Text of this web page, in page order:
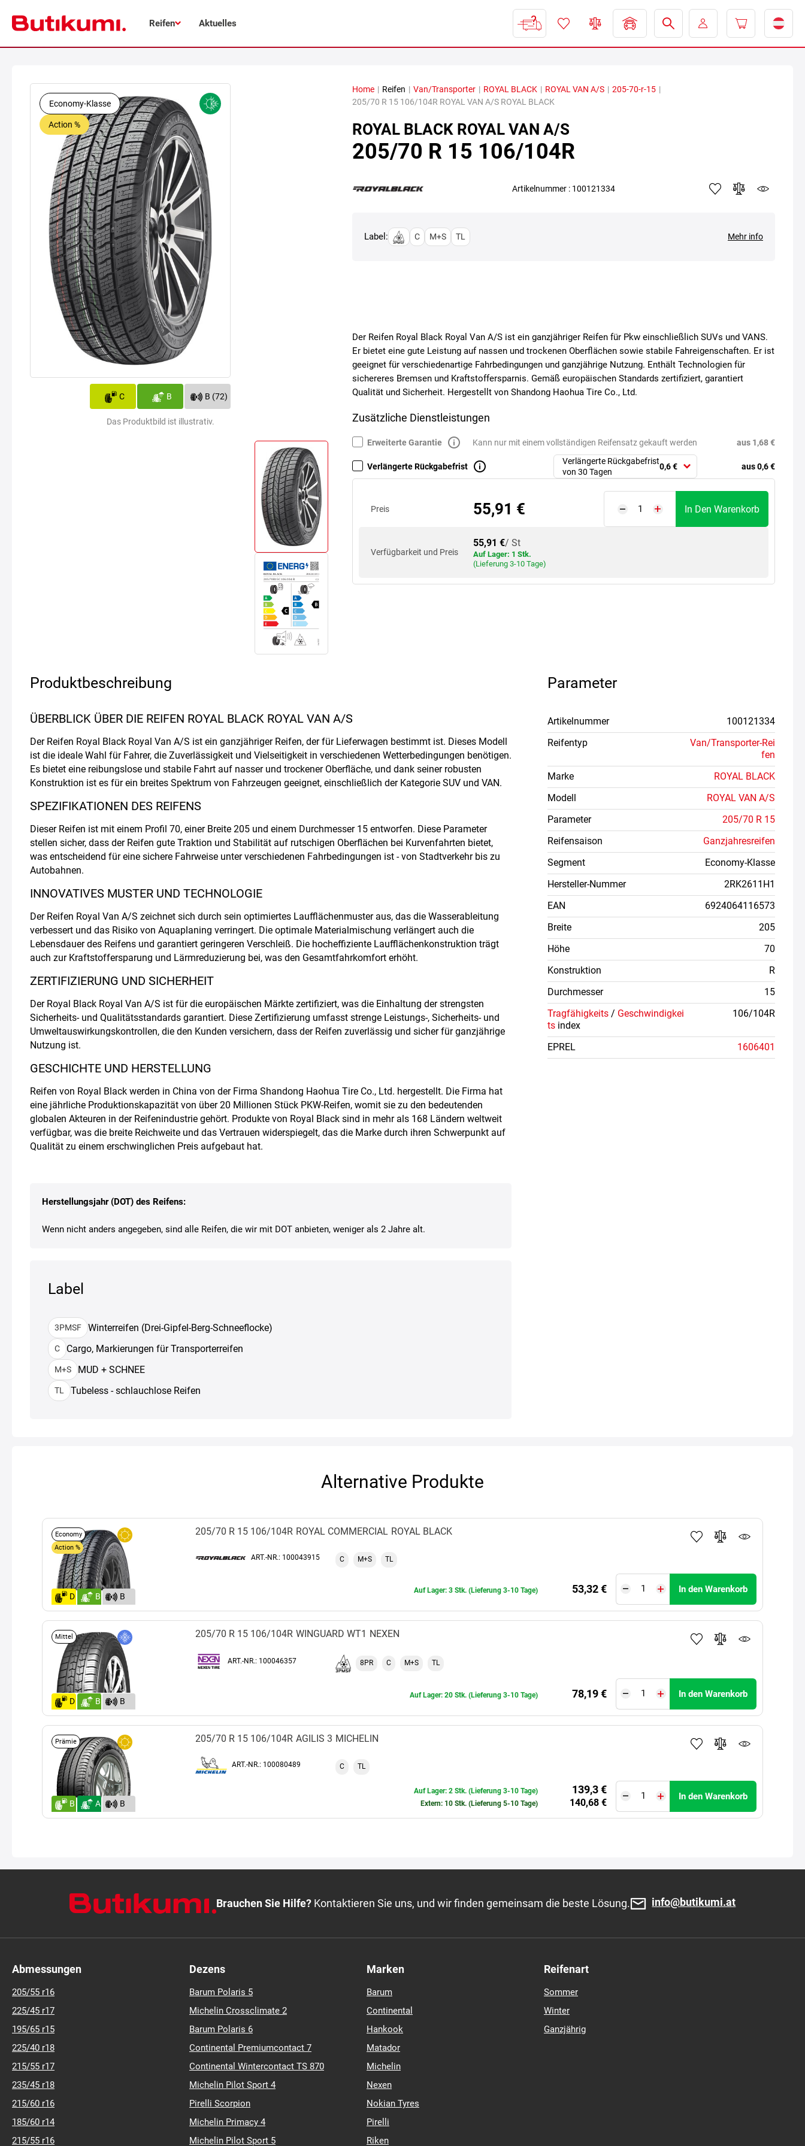
Reifen Aktuelles
Economy-Klasse
Action %
C B B (72)
Das Produktbild ist illustrativ.
Home | Reifen | Van/Transporter | ROYAL BLACK | ROYAL VAN A/S | 205-70-r-15 |
205/70 R 15 106/104R ROYAL VAN A/S ROYAL BLACK
ROYAL BLACK ROYAL VAN A/S
205/70 R 15 106/104R
Artikelnummer : 100121334
Label: C M+S TL Mehr info
Der Reifen Royal Black Royal Van A/S ist ein ganzjähriger Reifen für Pkw einschließlich SUVs und VANS.
Er bietet eine gute Leistung auf nassen und trockenen Oberflächen sowie stabile Fahreigenschaften. Er ist
geeignet für verschiedenartige Fahrbedingungen und ganzjährige Nutzung. Enthält Technologien für
sichereres Bremsen und Kraftstoffersparnis. Gemäß europäischen Standards zertifiziert, garantiert
Qualität und Sicherheit. Hergestellt von Shandong Haohua Tire Co., Ltd.
Zusätzliche Dienstleistungen
Erweiterte Garantie Kann nur mit einem vollständigen Reifensatz gekauft werden aus 1,68 €
Verlängerte Rückgabefrist
Verlängerte Rückgabefrist
von 30 Tagen
0,6 € aus 0,6 €
Preis 55,91 € In Den Warenkorb
Verfügbarkeit und Preis
55,91 €/ St
Auf Lager: 1 Stk.
(Lieferung 3-10 Tage)
Produktbeschreibung
ÜBERBLICK ÜBER DIE REIFEN ROYAL BLACK ROYAL VAN A/S
Der Reifen Royal Black Royal Van A/S ist ein ganzjähriger Reifen, der für Lieferwagen bestimmt ist. Dieses Modell
ist die ideale Wahl für Fahrer, die Zuverlässigkeit und Vielseitigkeit in verschiedenen Wetterbedingungen benötigen.
Es bietet eine reibungslose und stabile Fahrt auf nasser und trockener Oberfläche, und dank seiner robusten
Konstruktion ist es für ein breites Spektrum von Fahrzeugen geeignet, einschließlich der Kategorie SUV und VAN.
SPEZIFIKATIONEN DES REIFENS
Dieser Reifen ist mit einem Profil 70, einer Breite 205 und einem Durchmesser 15 entworfen. Diese Parameter
stellen sicher, dass der Reifen gute Traktion und Stabilität auf rutschigen Oberflächen bei Kurvenfahrten bietet,
was entscheidend für eine sichere Fahrweise unter verschiedenen Fahrbedingungen ist - von Stadtverkehr bis zu
Autobahnen.
INNOVATIVES MUSTER UND TECHNOLOGIE
Der Reifen Royal Van A/S zeichnet sich durch sein optimiertes Laufflächenmuster aus, das die Wasserableitung
verbessert und das Risiko von Aquaplaning verringert. Die optimale Materialmischung verlängert auch die
Lebensdauer des Reifens und garantiert geringeren Verschleiß. Die hocheffiziente Laufflächenkonstruktion trägt
auch zur Kraftstoffersparung und Lärmreduzierung bei, was den Gesamtfahrkomfort erhöht.
ZERTIFIZIERUNG UND SICHERHEIT
Der Royal Black Royal Van A/S ist für die europäischen Märkte zertifiziert, was die Einhaltung der strengsten
Sicherheits- und Qualitätsstandards garantiert. Diese Zertifizierung umfasst strenge Leistungs-, Sicherheits- und
Umweltauswirkungskontrollen, die den Kunden versichern, dass der Reifen zuverlässig und sicher für ganzjährige
Nutzung ist.
GESCHICHTE UND HERSTELLUNG
Reifen von Royal Black werden in China von der Firma Shandong Haohua Tire Co., Ltd. hergestellt. Die Firma hat
eine jährliche Produktionskapazität von über 20 Millionen Stück PKW-Reifen, womit sie zu den bedeutenden
globalen Akteuren in der Reifenindustrie gehört. Produkte von Royal Black sind in mehr als 168 Ländern weltweit
verfügbar, was die breite Reichweite und das Vertrauen widerspiegelt, das die Marke durch ihren Schwerpunkt auf
Qualität zu einem erschwinglichen Preis aufgebaut hat.
Herstellungsjahr (DOT) des Reifens:
Wenn nicht anders angegeben, sind alle Reifen, die wir mit DOT anbieten, weniger als 2 Jahre alt.
Label
3PMSF Winterreifen (Drei-Gipfel-Berg-Schneeflocke)
C Cargo, Markierungen für Transporterreifen
M+S MUD + SCHNEE
TL Tubeless - schlauchlose Reifen
Parameter
Artikelnummer
100121334
Reifentyp
Van/Transporter-Rei
fen
Marke
ROYAL BLACK
Modell
ROYAL VAN A/S
Parameter
205/70 R 15
Reifensaison
Ganzjahresreifen
Segment
Economy-Klasse
Hersteller-Nummer
2RK2611H1
EAN
6924064116573
Breite
205
Höhe
70
Konstruktion
R
Durchmesser
15
Tragfähigkeits / Geschwindigkei
ts index
106/104R
EPREL 1606401
Alternative Produkte
Economy
Action %
D B
B
(72)
ROYAL BLACK
ROYAL COMMERCIAL
205/70 R 15 106/104R
ART.-NR.: 100043915 C M+S TL
53,32 €
Auf Lager: 3 Stk. (Lieferung 3-10 Tage) In den Warenkorb
Mittel
D B
B
(72)
NEXEN
WINGUARD WT1
205/70 R 15 106/104R
ART.-NR.: 100046357 8PR C M+S TL
78,19 €
Auf Lager: 20 Stk. (Lieferung 3-10 Tage) In den Warenkorb
Prämie
B A
B
(72)
MICHELIN
AGILIS 3
205/70 R 15 106/104R
ART.-NR.: 100080489 C TL
139,3 €
Auf Lager: 2 Stk. (Lieferung 3-10 Tage)
140,68 €
Extern: 10 Stk. (Lieferung 5-10 Tage)
In den Warenkorb
Brauchen Sie Hilfe? Kontaktieren Sie uns, und wir finden gemeinsam die beste Lösung. info@butikumi.at
Abmessungen
205/55 r16
225/45 r17
195/65 r15
225/40 r18
215/55 r17
235/45 r18
215/60 r16
185/60 r14
215/55 r16
Dezens
Barum Polaris 5
Michelin Crossclimate 2
Barum Polaris 6
Continental Premiumcontact 7
Continental Wintercontact TS 870
Michelin Pilot Sport 4
Pirelli Scorpion
Michelin Primacy 4
Michelin Pilot Sport 5
Marken
Barum
Continental
Hankook
Matador
Michelin
Nexen
Nokian Tyres
Pirelli
Riken
Reifenart
Sommer
Winter
Ganzjährig